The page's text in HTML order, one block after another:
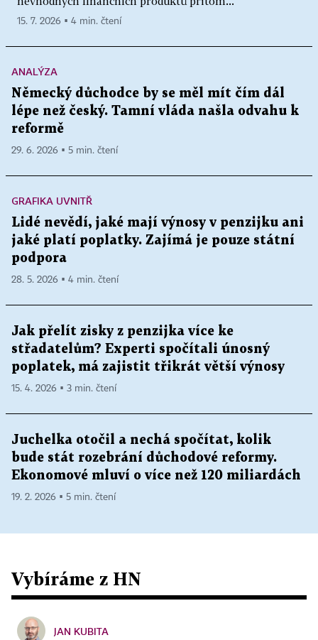
15. 7. 2026 ▪ 4 min. čtení
ANALÝZA
Německý důchodce by se měl mít čím dál
lépe než český. Tamní vláda našla odvahu k
reformě
29. 6. 2026 ▪ 5 min. čtení
GRAFIKA UVNITŘ
Lidé nevědí, jaké mají výnosy v penzijku ani
jaké platí poplatky. Zajímá je pouze státní
podpora
28. 5. 2026 ▪ 4 min. čtení
Jak přelít zisky z penzijka více ke
střadatelům? Experti spočítali únosný
poplatek, má zajistit třikrát větší výnosy
15. 4. 2026 ▪ 3 min. čtení
Juchelka otočil a nechá spočítat, kolik
bude stát rozebrání důchodové reformy.
Ekonomové mluví o více než 120 miliardách
19. 2. 2026 ▪ 5 min. čtení
Vybíráme z HN
JAN KUBITA